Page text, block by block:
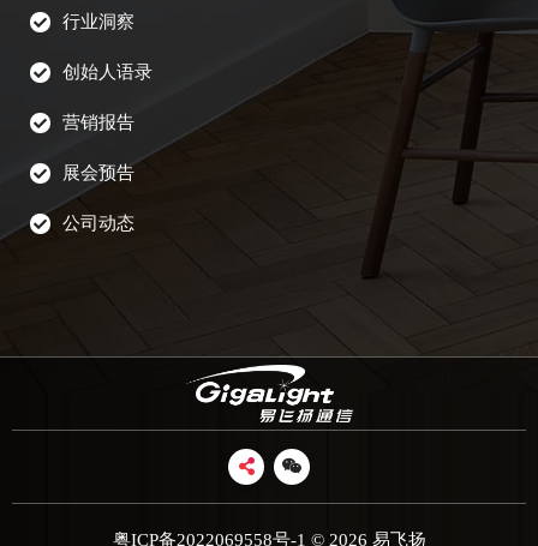
行业洞察
创始人语录
营销报告
展会预告
公司动态
粤ICP备2022069558号-1 © 2026 易飞扬